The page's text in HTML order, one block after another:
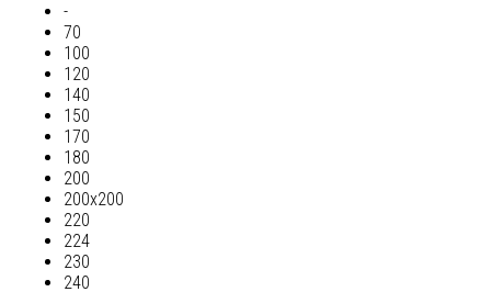
-
70
100
120
140
150
170
180
200
200х200
220
224
230
240